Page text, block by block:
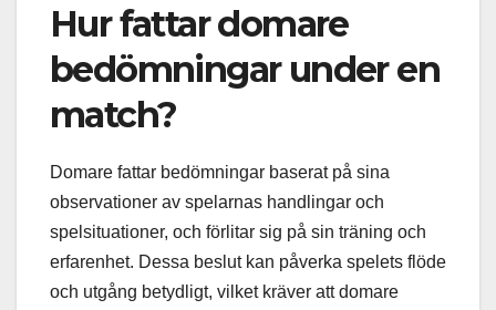
Hur fattar domare
bedömningar under en
match?
Domare fattar bedömningar baserat på sina
observationer av spelarnas handlingar och
spelsituationer, och förlitar sig på sin träning och
erfarenhet. Dessa beslut kan påverka spelets flöde
och utgång betydligt, vilket kräver att domare